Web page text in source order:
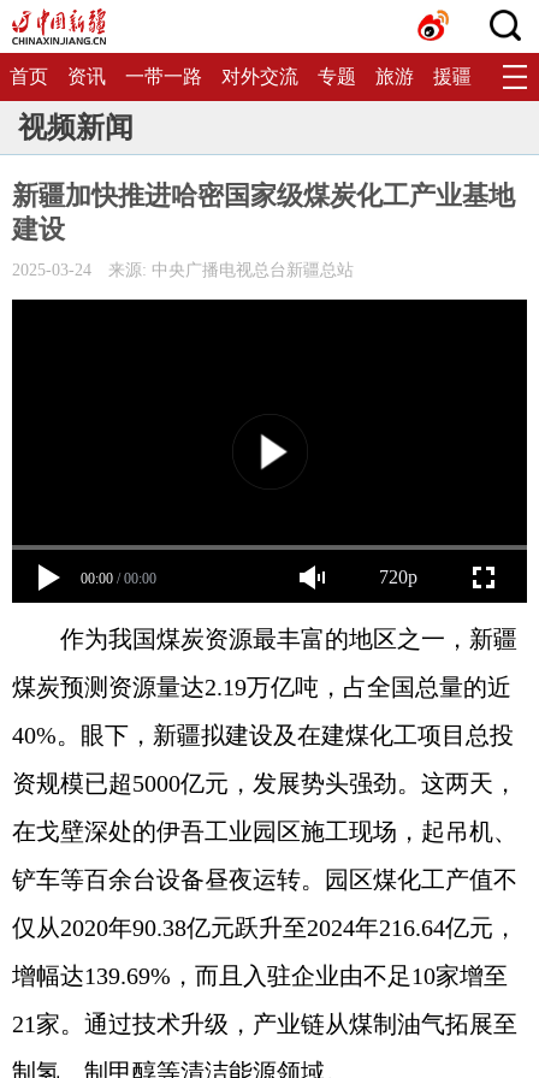
首页 资讯 一带一路 对外交流 专题 旅游 援疆 生态
视频新闻
新疆加快推进哈密国家级煤炭化工产业基地
建设
2025-03-24 来源: 中央广播电视总台新疆总站
00:00 / 00:00 720p
作为我国煤炭资源最丰富的地区之一，新疆
煤炭预测资源量达2.19万亿吨，占全国总量的近
40%。眼下，新疆拟建设及在建煤化工项目总投
资规模已超5000亿元，发展势头强劲。这两天，
在戈壁深处的伊吾工业园区施工现场，起吊机、
铲车等百余台设备昼夜运转。园区煤化工产值不
仅从2020年90.38亿元跃升至2024年216.64亿元，
增幅达139.69%，而且入驻企业由不足10家增至
21家。通过技术升级，产业链从煤制油气拓展至
制氢、制甲醇等清洁能源领域。